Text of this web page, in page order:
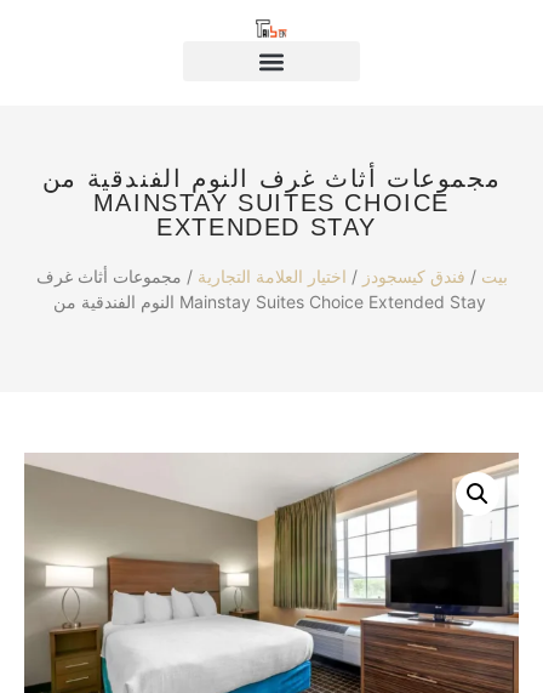
مجموعات أثاث غرف النوم الفندقية من
MAINSTAY SUITES CHOICE
EXTENDED STAY
بيت / فندق كيسجودز / اختيار العلامة التجارية / مجموعات أثاث غرف
النوم الفندقية من Mainstay Suites Choice Extended Stay